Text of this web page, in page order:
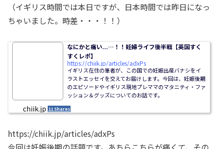
（イギリス時間では本日ですが、日本時間では昨日になっ
ちゃいました。時差・・・！！）
なにかと痛い...…！！妊婦ライフ後半戦【英国すく
すくレポ】
https://chiik.jp/articles/adxPs
イギリス在住の筆者が、この国での妊娠出産バナシをイ
ラストエッセイを交えてお届けします。今回は、妊娠後期
のエピソードやイギリス現地プレママのマタニティ・ファ
ッション＆グッズについてのお話です。
chiik.jp 11 Shares
https://chiik.jp/articles/adxPs